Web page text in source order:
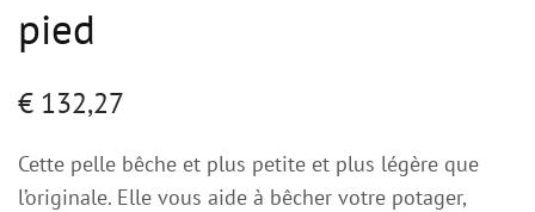
pied
€ 132,27
Cette pelle bêche et plus petite et plus légère que
l’originale. Elle vous aide à bêcher votre potager,